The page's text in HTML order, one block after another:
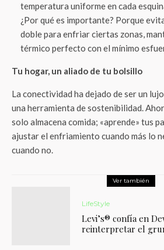
temperatura uniforme en cada
¿Por qué es importante? Porque
doble para enfriar ciertas zonas,
térmico perfecto con el mínimo
Tu hogar, un aliado de tu bolsillo
La conectividad ha dejado de ser un
una herramienta de sostenibilidad.
solo almacena comida; «aprende» tus
ajustar el enfriamiento cuando más lo
cuando no.
Ver también
LifeStyle
Levi’s® confía en
reinterpretar el